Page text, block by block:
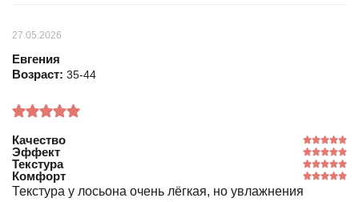
27.05.2026
Евгения
Возраст: 35-44
Качество
Эффект
Текстура
Комфорт
Текстура у лосьона очень лёгкая, но увлажнения